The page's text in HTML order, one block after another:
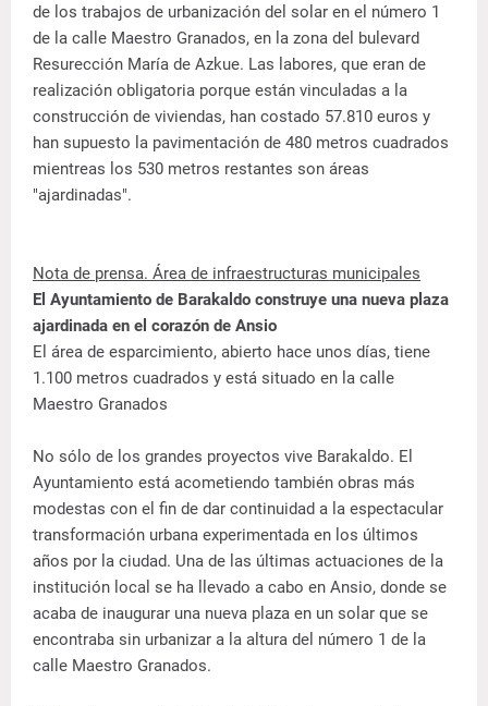
de los trabajos de urbanización del solar en el número 1
de la calle Maestro Granados, en la zona del bulevard
Resurección María de Azkue. Las labores, que eran de
realización obligatoria porque están vinculadas a la
construcción de viviendas, han costado 57.810 euros y
han supuesto la pavimentación de 480 metros cuadrados
mientreas los 530 metros restantes son áreas
"ajardinadas".
Nota de prensa. Área de infraestructuras municipales
El Ayuntamiento de Barakaldo construye una nueva plaza
ajardinada en el corazón de Ansio
El área de esparcimiento, abierto hace unos días, tiene
1.100 metros cuadrados y está situado en la calle
Maestro Granados
No sólo de los grandes proyectos vive Barakaldo. El
Ayuntamiento está acometiendo también obras más
modestas con el fin de dar continuidad a la espectacular
transformación urbana experimentada en los últimos
años por la ciudad. Una de las últimas actuaciones de la
institución local se ha llevado a cabo en Ansio, donde se
acaba de inaugurar una nueva plaza en un solar que se
encontraba sin urbanizar a la altura del número 1 de la
calle Maestro Granados.